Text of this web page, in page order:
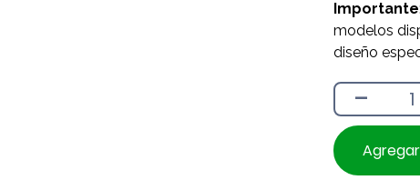
Importante
modelos
diseño
-